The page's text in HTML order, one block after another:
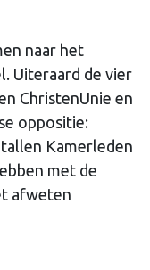
naar het
Uiteraard de vier
ChristenUnie en
oppositie:
Kamerleden
met de
afweten